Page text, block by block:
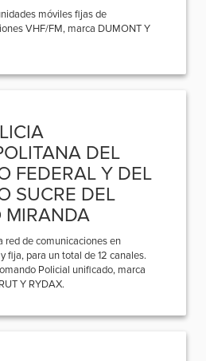
móviles fijas de
VHF/FM, marca DUMONT Y
DEL
FEDERAL Y DEL
SUCRE DEL
MIRANDA
red de comunicaciones en
fija, para un total de 12 canales.
Policial unificado, marca
Y RYDAX.